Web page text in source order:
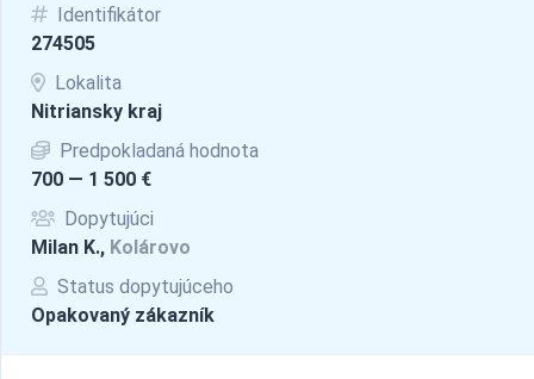
Identifikátor
274505
Lokalita
Nitriansky kraj
Predpokladaná hodnota
700 — 1 500 €
Dopytujúci
Milan K., Kolárovo
Status dopytujúceho
Opakovaný zákazník